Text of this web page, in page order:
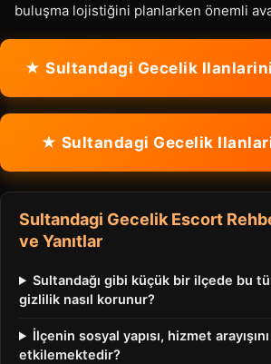
buluşma lojistiğini planlarken önemli
★ Sultandagi Gecelik
★ Sultandagi Gecelik
Sultandagi Gecelik Escort
ve Yanıtlar
Sultandağı gibi küçük bir ilçede bu
gizlilik nasıl korunur?
İlçenin sosyal yapısı, hizmet arayışını
etkilemektedir?